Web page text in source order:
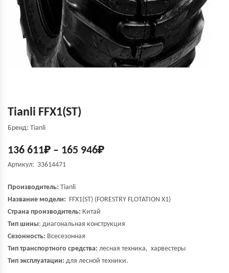
Tianli FFX1(ST)
Бренд: Tianli
136 611₽ – 165 946₽
Артикул: 33614471
Производитель: Tianli
Название модели: FFX1(ST) (FORESTRY FLOTATION X1)
Страна производитель: Китай
Тип шины: диагональная конструкция
Сезонность: Всесезонная
Тип транспортного средства: лесная техника, харвестеры
Тип эксплуатации: для лесной техники.